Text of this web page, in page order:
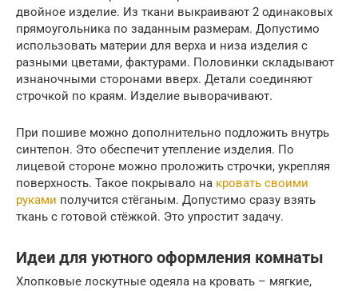
двойное изделие. Из ткани выкраивают 2 одинаковых
прямоугольника по заданным размерам. Допустимо
использовать материи для верха и низа изделия с
разными цветами, фактурами. Половинки складывают
изнаночными сторонами вверх. Детали соединяют
строчкой по краям. Изделие выворачивают.
При пошиве можно дополнительно подложить внутрь
синтепон. Это обеспечит утепление изделия. По
лицевой стороне можно проложить строчки, укрепляя
поверхность. Такое покрывало на кровать своими
руками получится стёганым. Допустимо сразу взять
ткань с готовой стёжкой. Это упростит задачу.
Идеи для уютного оформления комнаты
Хлопковые лоскутные одеяла на кровать – мягкие,